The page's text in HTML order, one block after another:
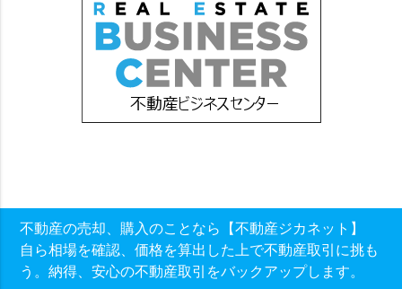
不動産の売却、購入のことなら【不動産ジカネット】
自ら相場を確認、価格を算出した上で不動産取引に挑も
う。納得、安心の不動産取引をバックアップします。